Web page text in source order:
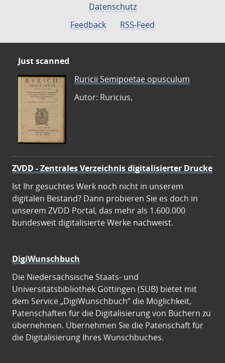
Datenschutz
Feedback
RSS-Feed
Just scanned
Ruricii Semipoetae opusculum
Autor: Ruricius,
ZVDD - Zentrales Verzeichnis digitalisierter Drucke
Ist Ihr gesuchtes Werk noch nicht in unserem
digitalen Bestand? Dann probieren Sie es doch in
unserem ZVDD Portal, das mehr als 1.600.000
bundesweit digitalisierte Werke nachweist.
DigiWunschbuch
Die Niedersächsische Staats- und
Universitätsbibliothek Göttingen (SUB) bietet mit
dem Service „DigiWunschbuch” die Möglichkeit,
Patenschaften für die Digitalisierung von Büchern zu
übernehmen. Übernehmen Sie die Patenschaft für
die Digitalisierung Ihres Wunschbuches.